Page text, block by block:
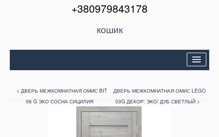
+380979843178
кошик
Міжкімнатні двері
< ДВЕРЬ МЕЖКОМНАТНАЯ ОМИС BIT
06 G ЭКО СОСНА СИЦИЛИЯ
ДВЕРЬ МЕЖКОМНАТНАЯ ОМИС LEGO
03G ДЕКОР: ЭКО/ ДУБ СВЕТЛЫЙ >